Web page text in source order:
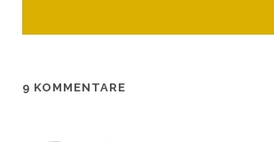
9 KOMMENTARE